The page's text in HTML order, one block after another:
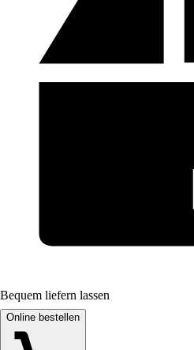
Bequem liefern lassen
Online bestellen